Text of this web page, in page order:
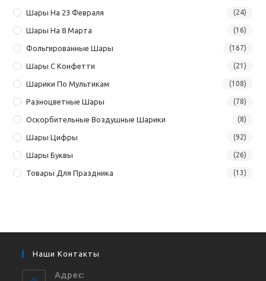
Шары На 23 Февраля (24)
Шары На 8 Марта (16)
Фольгированные Шары (167)
Шары С Конфетти (21)
Шарики По Мультикам (108)
Разноцветные Шары (78)
Оскорбительные Воздушные Шарики (8)
Шары Цифры (92)
Шары Буквы (26)
Товары Для Праздника (13)
Наши Контакты
Адрес: